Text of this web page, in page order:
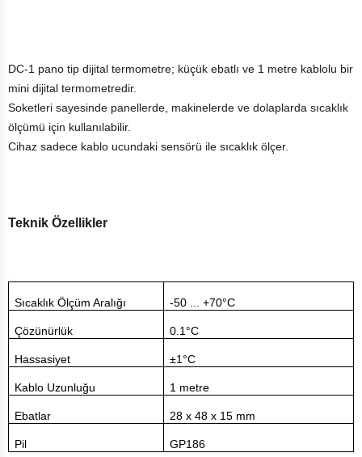
DC-1 pano tip dijital termometre; küçük ebatlı ve 1 metre kablolu bir
mini dijital termometredir.
Soketleri sayesinde panellerde, makinelerde ve dolaplarda sıcaklık
ölçümü için kullanılabilir.
Cihaz sadece kablo ucundaki sensörü ile sıcaklık ölçer.
Teknik Özellikler
Sıcaklık Ölçüm Aralığı -50 ... +70°C
Çözünürlük 0.1°C
Hassasiyet ±1°C
Kablo Uzunluğu 1 metre
Ebatlar 28 x 48 x 15 mm
Pil GP186